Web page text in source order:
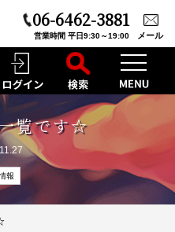
メール
06-6462-3881
営業時間 平日9:30～19:00
覧です☆
報